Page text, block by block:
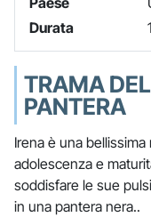
Durata
TRAMA
PANTERA
Irena è una
adolescenza e
soddisfare le sue
in una pantera nera..